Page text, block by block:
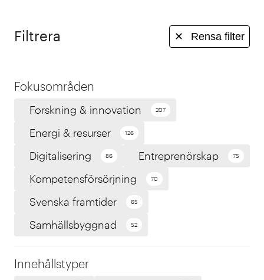
Filtrera ✕ Rensa filter
Fokusområden
Forskning & innovation 207
Energi & resurser 126
Digitalisering 86 Entreprenörskap 75
Kompetensförsörjning 70
Svenska framtider 65
Samhällsbyggnad 52
Innehållstyper